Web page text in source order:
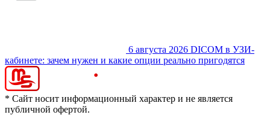
6 августа 2026 DICOM в УЗИ-
кабинете: зачем нужен и какие опции реально пригодятся
* Сайт носит информационный характер и не является
публичной офертой.